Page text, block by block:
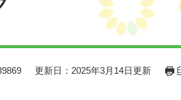
更新日：2025年3月14日更新